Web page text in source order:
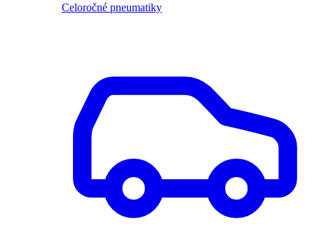
Celoročné pneumatiky